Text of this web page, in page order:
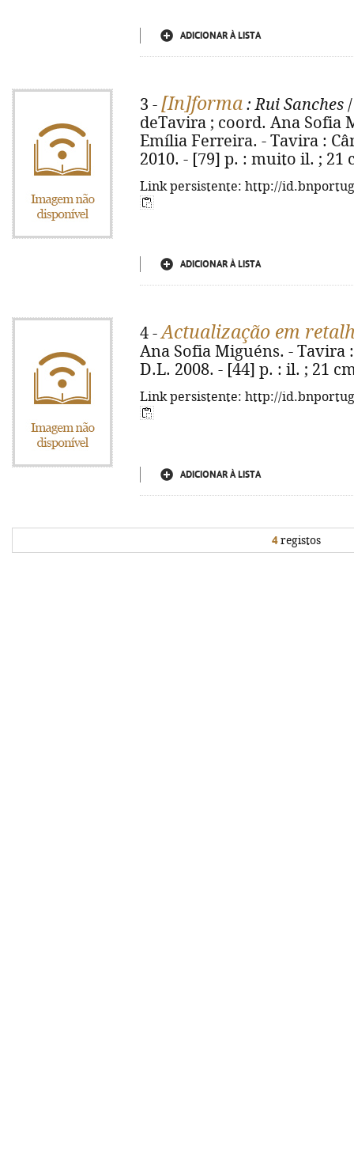
ADICIONAR À LISTA
3 - [In]forma : Rui Sanches
deTavira ; coord. Ana Sofia
Emília Ferreira. - Tavira :
2010. - [79] p. : muito il. ; 21
Link persistente: http://
ADICIONAR À LISTA
4 -Actualização em
Ana Sofia Miguéns. -
D.L. 2008. - [44] p. : il. ; 21
Link persistente: http://
ADICIONAR À LISTA
4registos